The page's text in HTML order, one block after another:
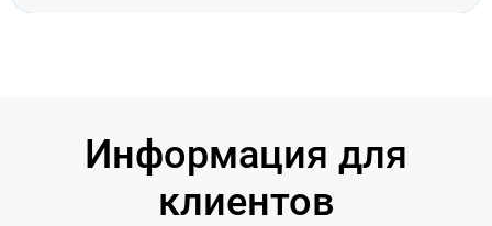
Информация для
клиентов